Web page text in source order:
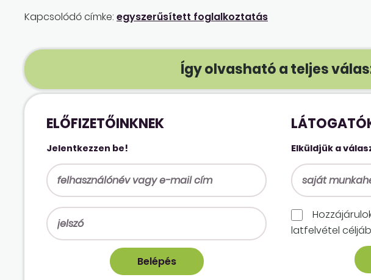
Kapcsolódó címke: egyszerűsített foglalkoztatás
Így olvasható a teljes
ELŐFIZETŐINKNEK
Jelentkezzen be! Elküldjük a
lat­felvétel